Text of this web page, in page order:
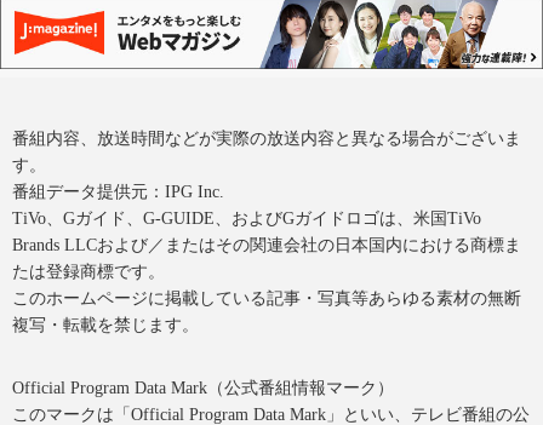
番組内容、放送時間などが実際の放送内容と異なる場合がございま
す。
番組データ提供元：IPG Inc.
TiVo、Gガイド、G-GUIDE、およびGガイドロゴは、米国TiVo
Brands LLCおよび／またはその関連会社の日本国内における商標ま
たは登録商標です。
このホームページに掲載している記事・写真等あらゆる素材の無断
複写・転載を禁じます。
Official Program Data Mark（公式番組情報マーク）
このマークは「Official Program Data Mark」といい、テレビ番組の公